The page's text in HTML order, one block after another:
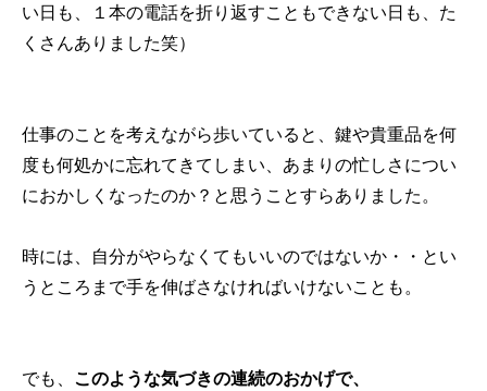
い日も、１本の電話を折り返すこともできない日も、た
くさんありました笑）
仕事のことを考えながら歩いていると、鍵や貴重品を何
度も何処かに忘れてきてしまい、あまりの忙しさについ
におかしくなったのか？と思うことすらありました。
時には、自分がやらなくてもいいのではないか・・とい
うところまで手を伸ばさなければいけないことも。
でも、 このような気づきの連続のおかげで、